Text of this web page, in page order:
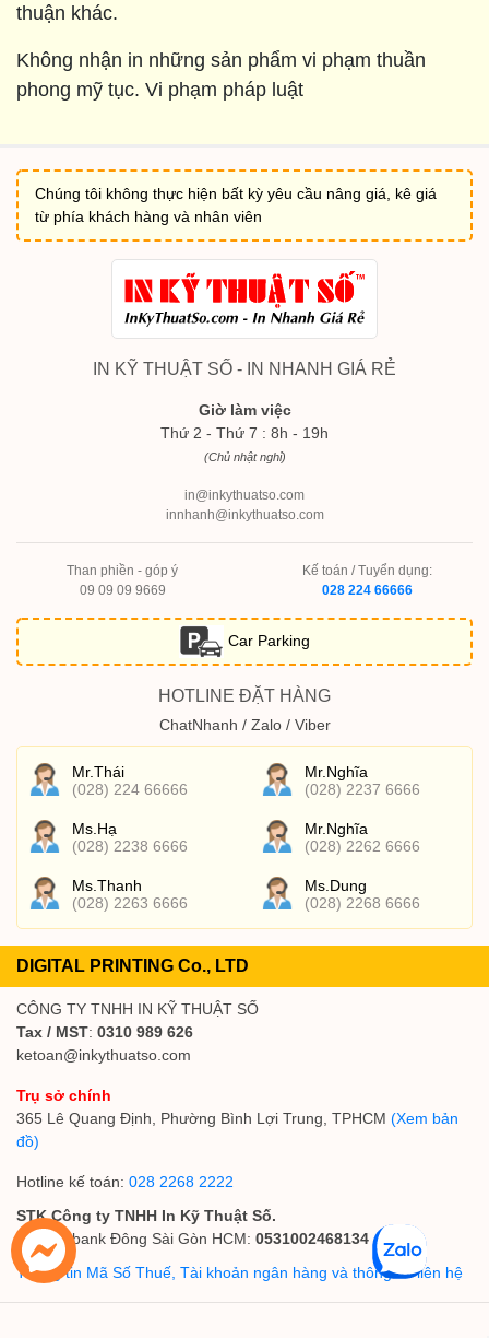
thuận khác.
Không nhận in những sản phẩm vi phạm thuần
phong mỹ tục. Vi phạm pháp luật
Chúng tôi không thực hiện bất kỳ yêu cầu nâng giá, kê giá
từ phía khách hàng và nhân viên
IN KỸ THUẬT SỐ - IN NHANH GIÁ RẺ
Giờ làm việc
Thứ 2 - Thứ 7 : 8h - 19h
(Chủ nhật nghỉ)
in@inkythuatso.com
innhanh@inkythuatso.com
Than phiền - góp ý
09 09 09 9669
Kế toán / Tuyển dụng:
028 224 66666
Car Parking
HOTLINE ĐẶT HÀNG
ChatNhanh / Zalo / Viber
Mr.Thái
(028) 224 66666
Mr.Nghĩa
(028) 2237 6666
Ms.Hạ
(028) 2238 6666
Mr.Nghĩa
(028) 2262 6666
Ms.Thanh
(028) 2263 6666
Ms.Dung
(028) 2268 6666
DIGITAL PRINTING Co., LTD
CÔNG TY TNHH IN KỸ THUẬT SỐ
Tax / MST: 0310 989 626
ketoan@inkythuatso.com
Trụ sở chính
365 Lê Quang Định, Phường Bình Lợi Trung, TPHCM (Xem bản
đồ)
Hotline kế toán: 028 2268 2222
STK Công ty TNHH In Kỹ Thuật Số.
Vietcombank Đông Sài Gòn HCM: 0531002468134
Thông tin Mã Số Thuế, Tài khoản ngân hàng và thông tin liên hệ